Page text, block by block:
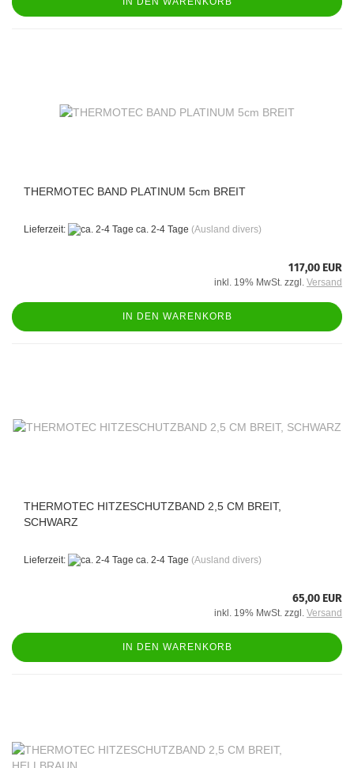
THERMOTEC BAND PLATINUM 5cm BREIT
Lieferzeit: ca. 2-4 Tage (Ausland divers)
117,00 EUR
inkl. 19% MwSt. zzgl. Versand
IN DEN WARENKORB
THERMOTEC HITZESCHUTZBAND 2,5 CM BREIT,
SCHWARZ
Lieferzeit: ca. 2-4 Tage (Ausland divers)
65,00 EUR
inkl. 19% MwSt. zzgl. Versand
IN DEN WARENKORB